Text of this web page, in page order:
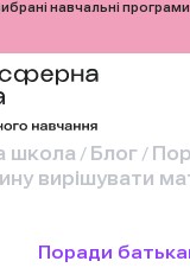
навчальні програми
школа / Блог /
вирішувати
Поради